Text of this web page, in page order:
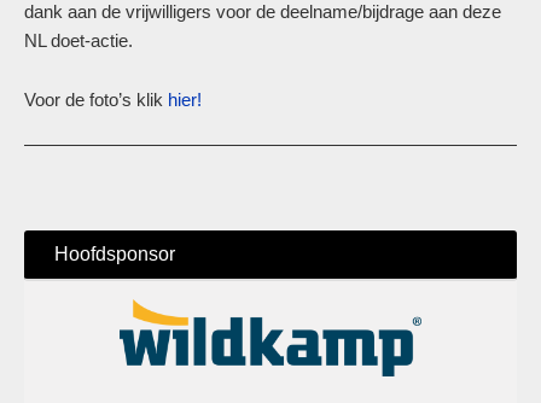
dank aan de vrijwilligers voor de deelname/bijdrage aan deze
NL doet-actie.
Voor de foto’s klik hier!
Hoofdsponsor